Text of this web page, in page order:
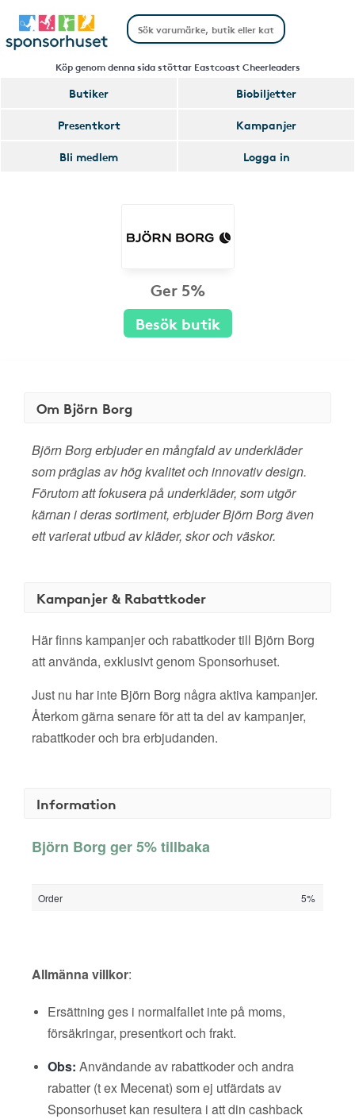
Köp genom denna sida stöttar Eastcoast Cheerleaders
Butiker
Biobiljetter
Presentkort
Kampanjer
Bli medlem
Logga in
Ger 5%
Besök butik
Om Björn Borg
Björn Borg erbjuder en mångfald av underkläder
som präglas av hög kvalitet och innovativ design.
Förutom att fokusera på underkläder, som utgör
kärnan i deras sortiment, erbjuder Björn Borg även
ett varierat utbud av kläder, skor och väskor.
Kampanjer & Rabattkoder
Här finns kampanjer och rabattkoder till Björn Borg
att använda, exklusivt genom Sponsorhuset.
Just nu har inte Björn Borg några aktiva kampanjer.
Återkom gärna senare för att ta del av kampanjer,
rabattkoder och bra erbjudanden.
Information
Björn Borg ger 5% tillbaka
Order 5%
Allmänna villkor:
Ersättning ges i normalfallet inte på moms,
försäkringar, presentkort och frakt.
Obs: Användande av rabattkoder och andra
rabatter (t ex Mecenat) som ej utfärdats av
Sponsorhuset kan resultera i att din cashback